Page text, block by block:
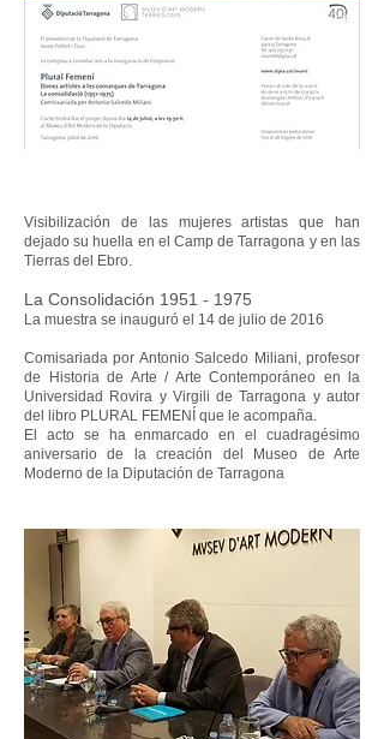
Visibilización de las mujeres artistas que han
dejado su huella en el Camp de Tarragona y en las
Tierras del Ebro.
La Consolidación 1951 - 1975
La muestra se inauguró el 14 de julio de 2016
Comisariada por Antonio Salcedo Miliani, profesor
de Historia de Arte / Arte Contemporáneo en la
Universidad Rovira y Virgili de Tarragona y autor
del libro PLURAL FEMENÍ que le acompaña.
El acto se ha enmarcado en el cuadragésimo
aniversario de la creación del Museo de Arte
Moderno de la Diputación de Tarragona